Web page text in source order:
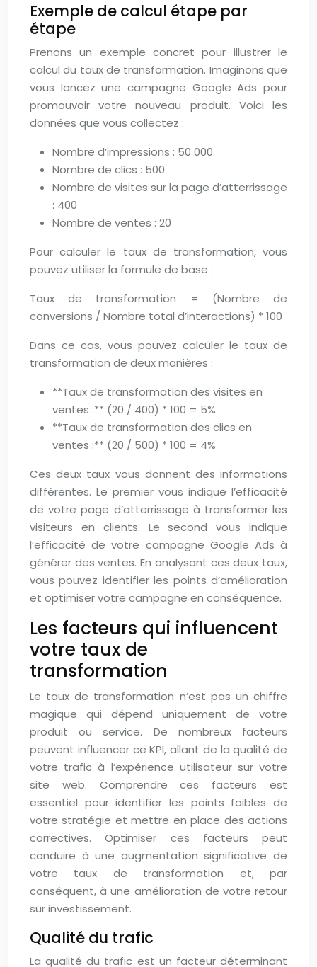
Exemple de calcul étape par
étape
Prenons un exemple concret pour illustrer le
calcul du taux de transformation. Imaginons que
vous lancez une campagne Google Ads pour
promouvoir votre nouveau produit. Voici les
données que vous collectez :
Nombre d’impressions : 50 000
Nombre de clics : 500
Nombre de visites sur la page d’atterrissage
: 400
Nombre de ventes : 20
Pour calculer le taux de transformation, vous
pouvez utiliser la formule de base :
Taux de transformation = (Nombre de
conversions / Nombre total d’interactions) * 100
Dans ce cas, vous pouvez calculer le taux de
transformation de deux manières :
**Taux de transformation des visites en
ventes :** (20 / 400) * 100 = 5%
**Taux de transformation des clics en
ventes :** (20 / 500) * 100 = 4%
Ces deux taux vous donnent des informations
différentes. Le premier vous indique l’efficacité
de votre page d’atterrissage à transformer les
visiteurs en clients. Le second vous indique
l’efficacité de votre campagne Google Ads à
générer des ventes. En analysant ces deux taux,
vous pouvez identifier les points d’amélioration
et optimiser votre campagne en conséquence.
Les facteurs qui influencent
votre taux de
transformation
Le taux de transformation n’est pas un chiffre
magique qui dépend uniquement de votre
produit ou service. De nombreux facteurs
peuvent influencer ce KPI, allant de la qualité de
votre trafic à l’expérience utilisateur sur votre
site web. Comprendre ces facteurs est
essentiel pour identifier les points faibles de
votre stratégie et mettre en place des actions
correctives. Optimiser ces facteurs peut
conduire à une augmentation significative de
votre taux de transformation et, par
conséquent, à une amélioration de votre retour
sur investissement.
Qualité du trafic
La qualité du trafic est un facteur déterminant